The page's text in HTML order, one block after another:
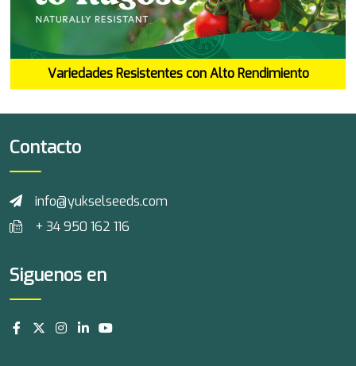
Variedades Resistentes con Alto Rendimiento
Contacto
info@yukselseeds.com
+ 34 950 162 116
Siguenos en